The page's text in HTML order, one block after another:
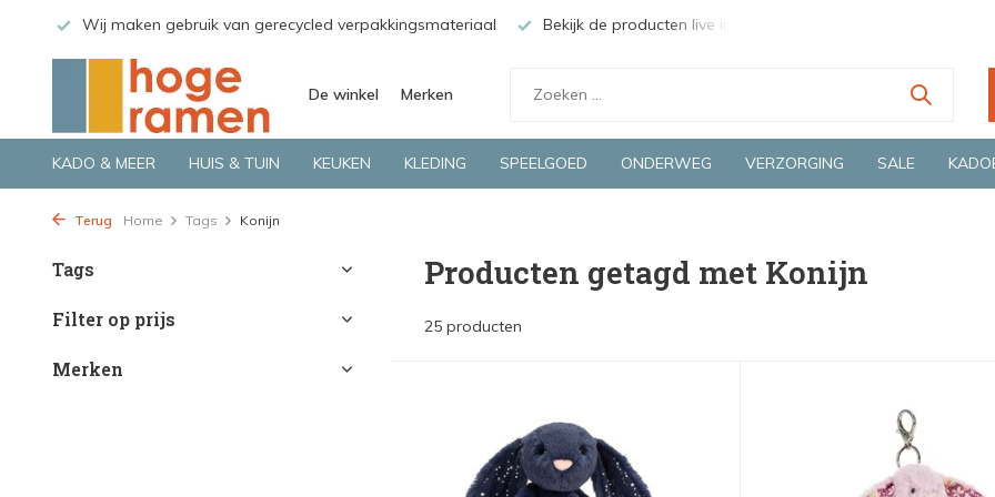
gebruik van gerecycled verpakkingsmateriaal Bekijk de producten live in onze winkel in Deventer Groene en snelle
De winkel Merken
KADO & MEER HUIS & TUIN KEUKEN KLEDING SPEELGOED ONDERWEG VERZORGING SALE
Terug Home Tags Konijn
Tags
Filter op prijs
Merken
Producten getagd met Konijn
25 producten